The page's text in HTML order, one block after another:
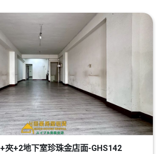
夾+2地下室珍珠金店面-GHS142